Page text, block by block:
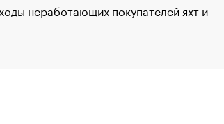
неработающих покупателей яхт и